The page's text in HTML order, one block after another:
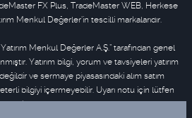
FX Plus, TradeMaster WEB, Herkese
Menkul Değerler'in tescilli markalarıdır.
Menkul Değerler A.Ş.” tarafından genel
Yatırım bilgi, yorum ve tavsiyeleri yatırım
ve sermaye piyasasındaki alım satım
bilgiyi içermeyebilir. Uyarı notu için lütfen
tıklayınız.